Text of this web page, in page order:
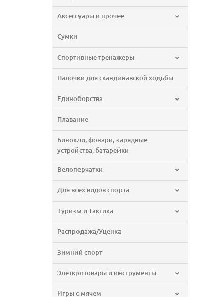
Аксессуары и прочее
Сумки
Спортивные тренажеры
Палочки для скандинавской ходьбы
Единоборства
Плавание
Бинокли, фонари, зарядные
устройства, батарейки
Велоперчатки
Для всех видов спорта
Туризм и Тактика
Распродажа/Уценка
Зимний спорт
Элеткротовары и инструменты
Игры с мячем